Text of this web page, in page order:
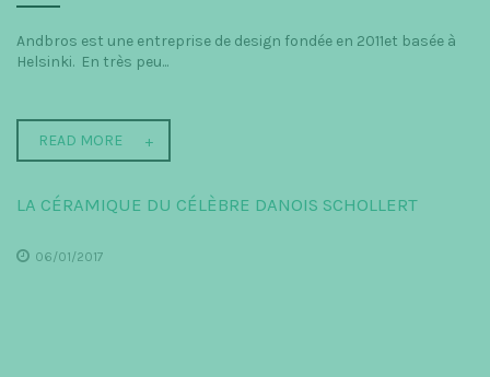
Andbros est une entreprise de design fondée en 2011et basée à
Helsinki. En très peu...
READ MORE
LA CÉRAMIQUE DU CÉLÈBRE DANOIS SCHOLLERT
06/01/2017